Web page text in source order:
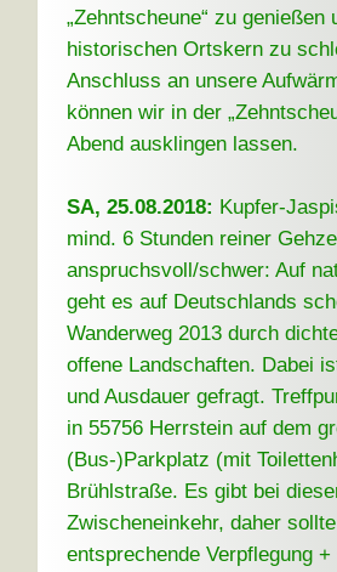
„Zehntscheune“ zu genießen
historischen Ortskern zu
Anschluss an unsere
können wir in der
Abend ausklingen lassen.
SA, 25.08.2018: Kupfer-
mind. 6 Stunden reiner
anspruchsvoll/schwer: Auf
geht es auf Deutschlands
Wanderweg 2013 durch
offene Landschaften. Dabei
und Ausdauer gefragt.
in 55756 Herrstein auf dem
(Bus-)Parkplatz (mit
Brühlstraße. Es gibt bei
Zwischeneinkehr, daher
entsprechende Verpflegung